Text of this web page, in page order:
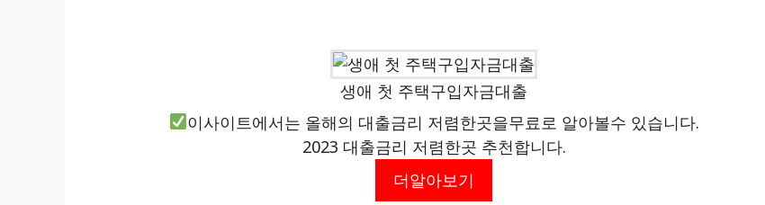
생애 첫 주택구입자금대출
이사이트에서는 올해의 대출금리 저렴한곳을무료로 알아볼수 있습니다.
2023 대출금리 저렴한곳 추천합니다.
더알아보기